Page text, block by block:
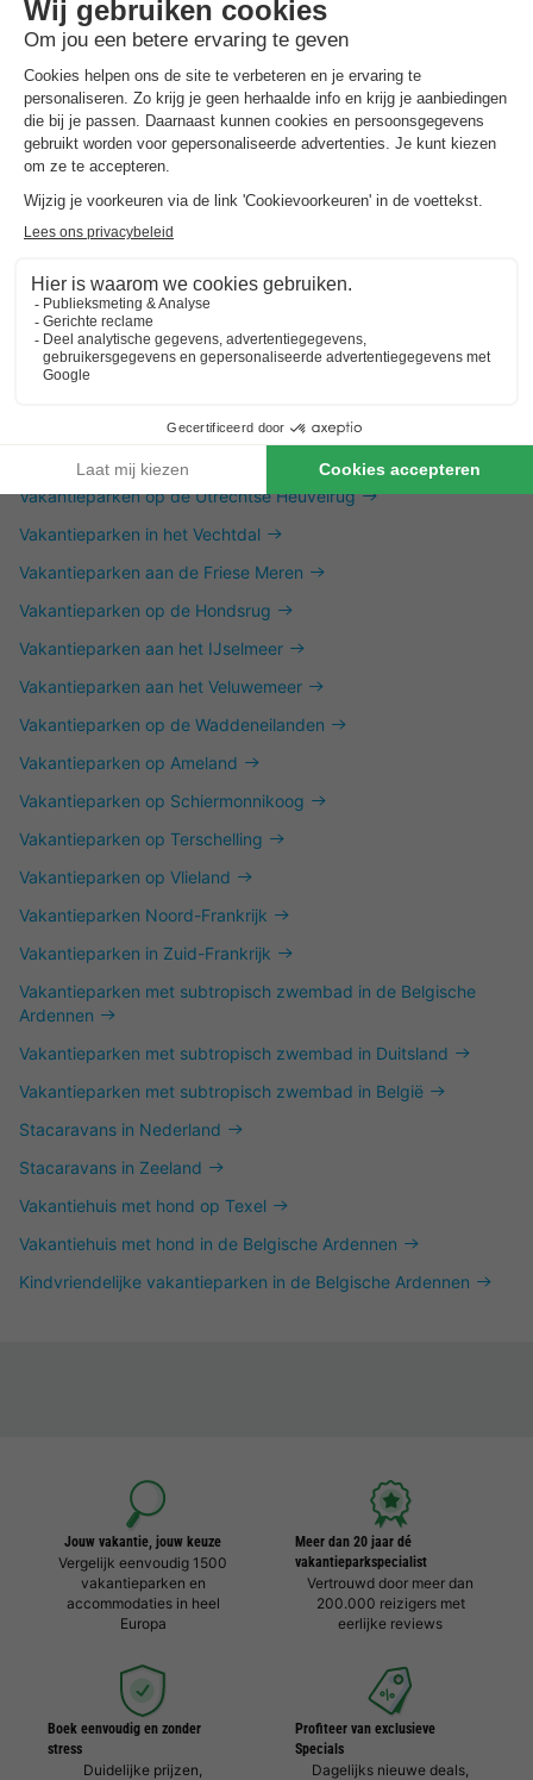
Dit is ook interessant
Vakantieparken in Zuid-Limburg
Vakantieparken in de Achterhoek
Vakantieparken op de Utrechtse Heuvelrug
Vakantieparken in het Vechtdal
Vakantieparken aan de Friese Meren
Vakantieparken op de Hondsrug
Vakantieparken aan het IJselmeer
Vakantieparken aan het Veluwemeer
Vakantieparken op de Waddeneilanden
Vakantieparken op Ameland
Vakantieparken op Schiermonnikoog
Vakantieparken op Terschelling
Vakantieparken op Vlieland
Vakantieparken Noord-Frankrijk
Vakantieparken in Zuid-Frankrijk
Vakantieparken met subtropisch zwembad in de Belgische
Ardennen
Vakantieparken met subtropisch zwembad in Duitsland
Vakantieparken met subtropisch zwembad in België
Stacaravans in Nederland
Stacaravans in Zeeland
Vakantiehuis met hond op Texel
Vakantiehuis met hond in de Belgische Ardennen
Kindvriendelijke vakantieparken in de Belgische Ardennen
Jouw vakantie, jouw keuze
Vergelijk eenvoudig 1500
vakantieparken en
accommodaties in heel
Europa
Meer dan 20 jaar dé
vakantieparkspecialist
Vertrouwd door meer dan
200.000 reizigers met
eerlijke reviews
Boek eenvoudig en zonder
stress
Duidelijke prijzen,
Profiteer van exclusieve
Specials
Dagelijks nieuwe deals,